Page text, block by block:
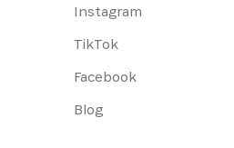
Instagram
TikTok
Facebook
Blog